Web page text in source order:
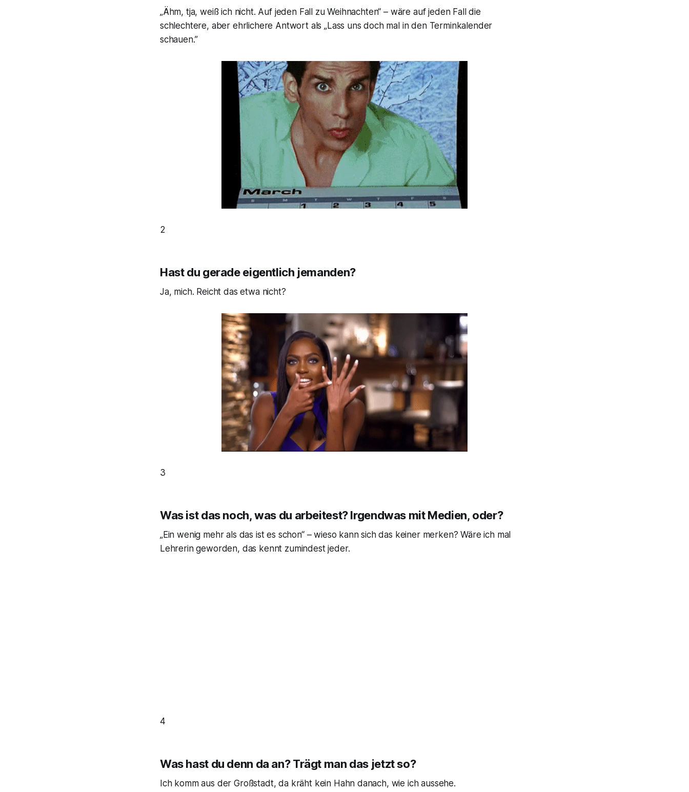
„Ähm, tja, weiß ich nicht. Auf jeden Fall zu Weihnachten“ – wäre auf jeden Fall die
schlechtere, aber ehrlichere Antwort als „Lass uns doch mal in den Terminkalender
schauen.”
2
Hast du gerade eigentlich jemanden?
Ja, mich. Reicht das etwa nicht?
3
Was ist das noch, was du arbeitest? Irgendwas mit Medien, oder?
„Ein wenig mehr als das ist es schon“ – wieso kann sich das keiner merken? Wäre ich mal
Lehrerin geworden, das kennt zumindest jeder.
4
Was hast du denn da an? Trägt man das jetzt so?
Ich komm aus der Großstadt, da kräht kein Hahn danach, wie ich aussehe.